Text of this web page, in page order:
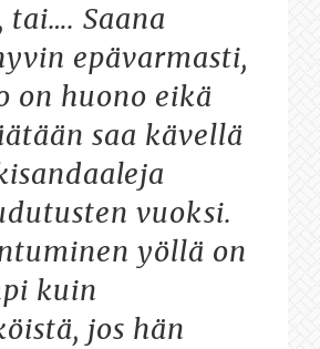
tai…. Saana
epävarmasti,
on huono eikä
saa kävellä
vuoksi.
yöllä on
kuin
jos hän